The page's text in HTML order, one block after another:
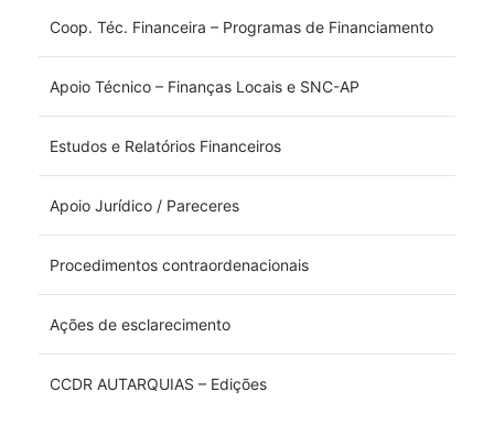
Coop. Téc. Financeira – Programas de Financiamento
Apoio Técnico – Finanças Locais e SNC-AP
Estudos e Relatórios Financeiros
Apoio Jurídico / Pareceres
Procedimentos contraordenacionais
Ações de esclarecimento
CCDR AUTARQUIAS – Edições